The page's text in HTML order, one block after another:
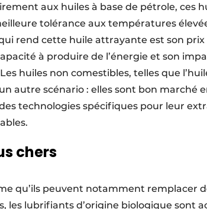
aux huiles à base de pétrole, ces
tolérance aux températures
rend cette huile attrayante est son
à produire de l’énergie et son
huiles non comestibles, telles que
autre scénario : elles sont bon marché
technologies spécifiques pour leur
chers
qu’ils peuvent notamment remplacer
les lubrifiants d’origine biologique sont